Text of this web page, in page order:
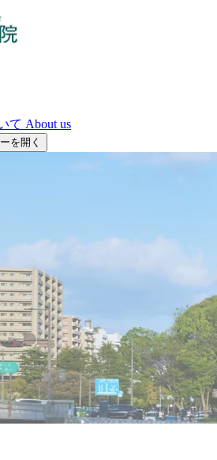
て About us
を開く